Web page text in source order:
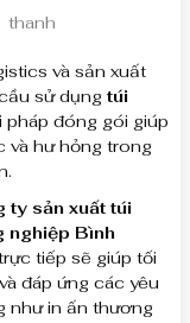
thanh
và sản xuất
sử dụng túi
pháp đóng gói giúp
và hư hỏng trong
ty sản xuất túi
nghiệp Bình
tiếp sẽ giúp tối
đáp ứng các yêu
như in ấn thương